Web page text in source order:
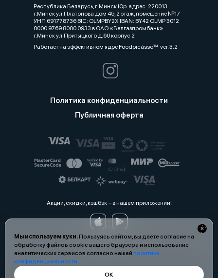
Мы используем куки.Пользуясь сайтом, вы даёте согласие на
обработку файлов cookie вашего браузера и использование
аналитических сервисов согласно нашей политике
конфиденциальности.
ОК
Республика Беларусь, г. Минск Юр. адрес: 220013
г.Минск ул.Платонова дом 45, 2 этаж, помещение №17
УНП 691778736 BIC: OLMPBY2X IBAN: BY42 OLMP 3012
0000 9769 8000 0933 в ОАО «Белгазпромбанк»
г.Минск ул.Притыцкого д.60 корпус 2
Работает на эффективном ядреFoodpicássover. 3.2
Политика конфиденциальности
Публичная оферта
Акции, скидки, кэшбэк − в нашем приложении!